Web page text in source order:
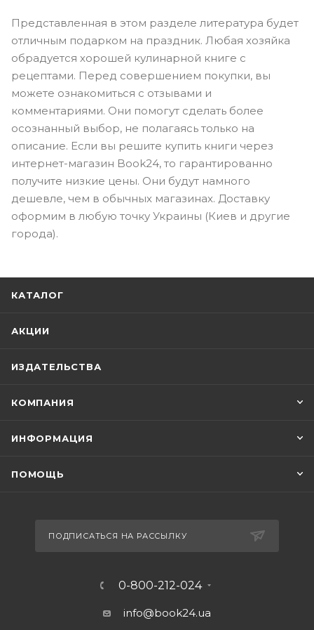
Представленная в этом разделе литература будет
отличным подарком на праздник. Любая хозяйка
обрадуется хорошей кулинарной книге с
рецептами. Перед совершением покупки, вы
можете ознакомиться с отзывами и
комментариями. Они помогут сделать более
осознанный выбор, не полагаясь только на
описание. Если вы решите купить книги через
интернет-магазин Book24, то гарантированно
получите низкие цены. Они будут намного
дешевле, чем в обычных магазинах. Доставку
оформим в любую точку Украины (Киев и другие
города).
КАТАЛОГ
АКЦИИ
ИЗДАТЕЛЬСТВА
КОМПАНИЯ
ИНФОРМАЦИЯ
ПОМОЩЬ
ПОДПИСАТЬСЯ НА РАССЫЛКУ
0-800-212-024
info@book24.ua